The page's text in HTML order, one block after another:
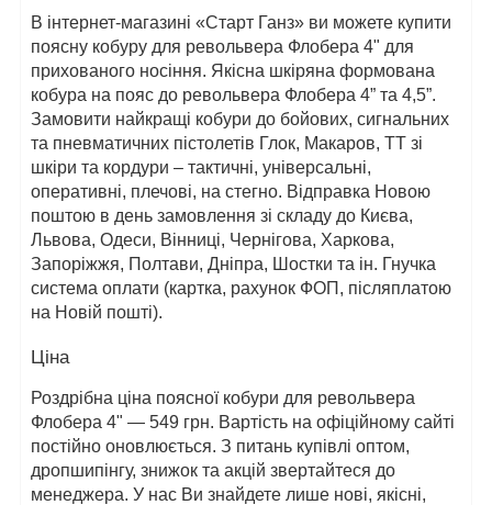
В інтернет-магазині «Старт Ганз» ви можете купити
поясну кобуру для револьвера Флобера 4" для
прихованого носіння. Якісна шкіряна формована
кобура на пояс до револьвера Флобера 4” та 4,5”.
Замовити найкращі кобури до бойових, сигнальних
та пневматичних пістолетів Глок, Макаров, ТТ зі
шкіри та кордури – тактичні, універсальні,
оперативні, плечові, на стегно. Відправка Новою
поштою в день замовлення зі складу до Києва,
Львова, Одеси, Вінниці, Чернігова, Харкова,
Запоріжжя, Полтави, Дніпра, Шостки та ін. Гнучка
система оплати (картка, рахунок ФОП, післяплатою
на Новій пошті).
Ціна
Роздрібна ціна поясної кобури для револьвера
Флобера 4" — 549 грн. Вартість на офіційному сайті
постійно оновлюється. З питань купівлі оптом,
дропшипінгу, знижок та акцій звертайтеся до
менеджера. У нас Ви знайдете лише нові, якісні,